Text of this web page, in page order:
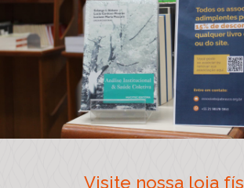
Visite nossa loja